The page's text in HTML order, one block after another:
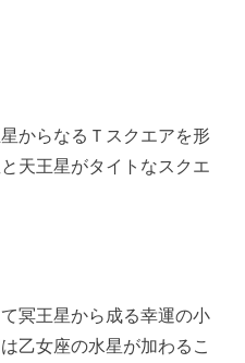
からなるＴスクエアを形
天王星がタイトなスクエ
冥王星から成る幸運の小
乙女座の水星が加わるこ